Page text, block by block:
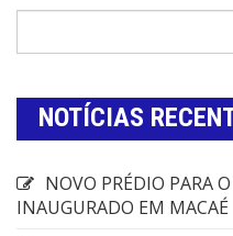
NOTÍCIAS
NOVO PRÉDIO PARA
INAUGURADO EM MACAÉ